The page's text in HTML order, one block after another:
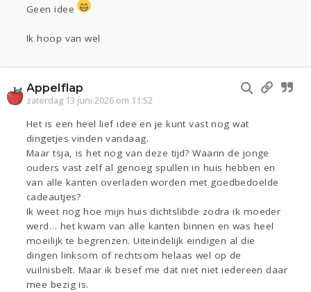
Geen idee
Ik hoop van wel
Appelflap
zaterdag 13 juni 2026 om 11:52
Het is een heel lief idee en je kunt vast nog wat
dingetjes vinden vandaag.
Maar tsja, is het nog van deze tijd? Waarin de jonge
ouders vast zelf al genoeg spullen in huis hebben en
van alle kanten overladen worden met goedbedoelde
cadeautjes?
Ik weet nog hoe mijn huis dichtslibde zodra ik moeder
werd… het kwam van alle kanten binnen en was heel
moeilijk te begrenzen. Uiteindelijk eindigen al die
dingen linksom of rechtsom helaas wel op de
vuilnisbelt. Maar ik besef me dat niet niet iedereen daar
mee bezig is.